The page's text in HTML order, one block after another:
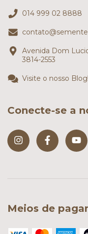
014 999 02 8888
Avenida Dom
3814-2553
Visite o nosso Blog!
Conecte-se a
Meios de